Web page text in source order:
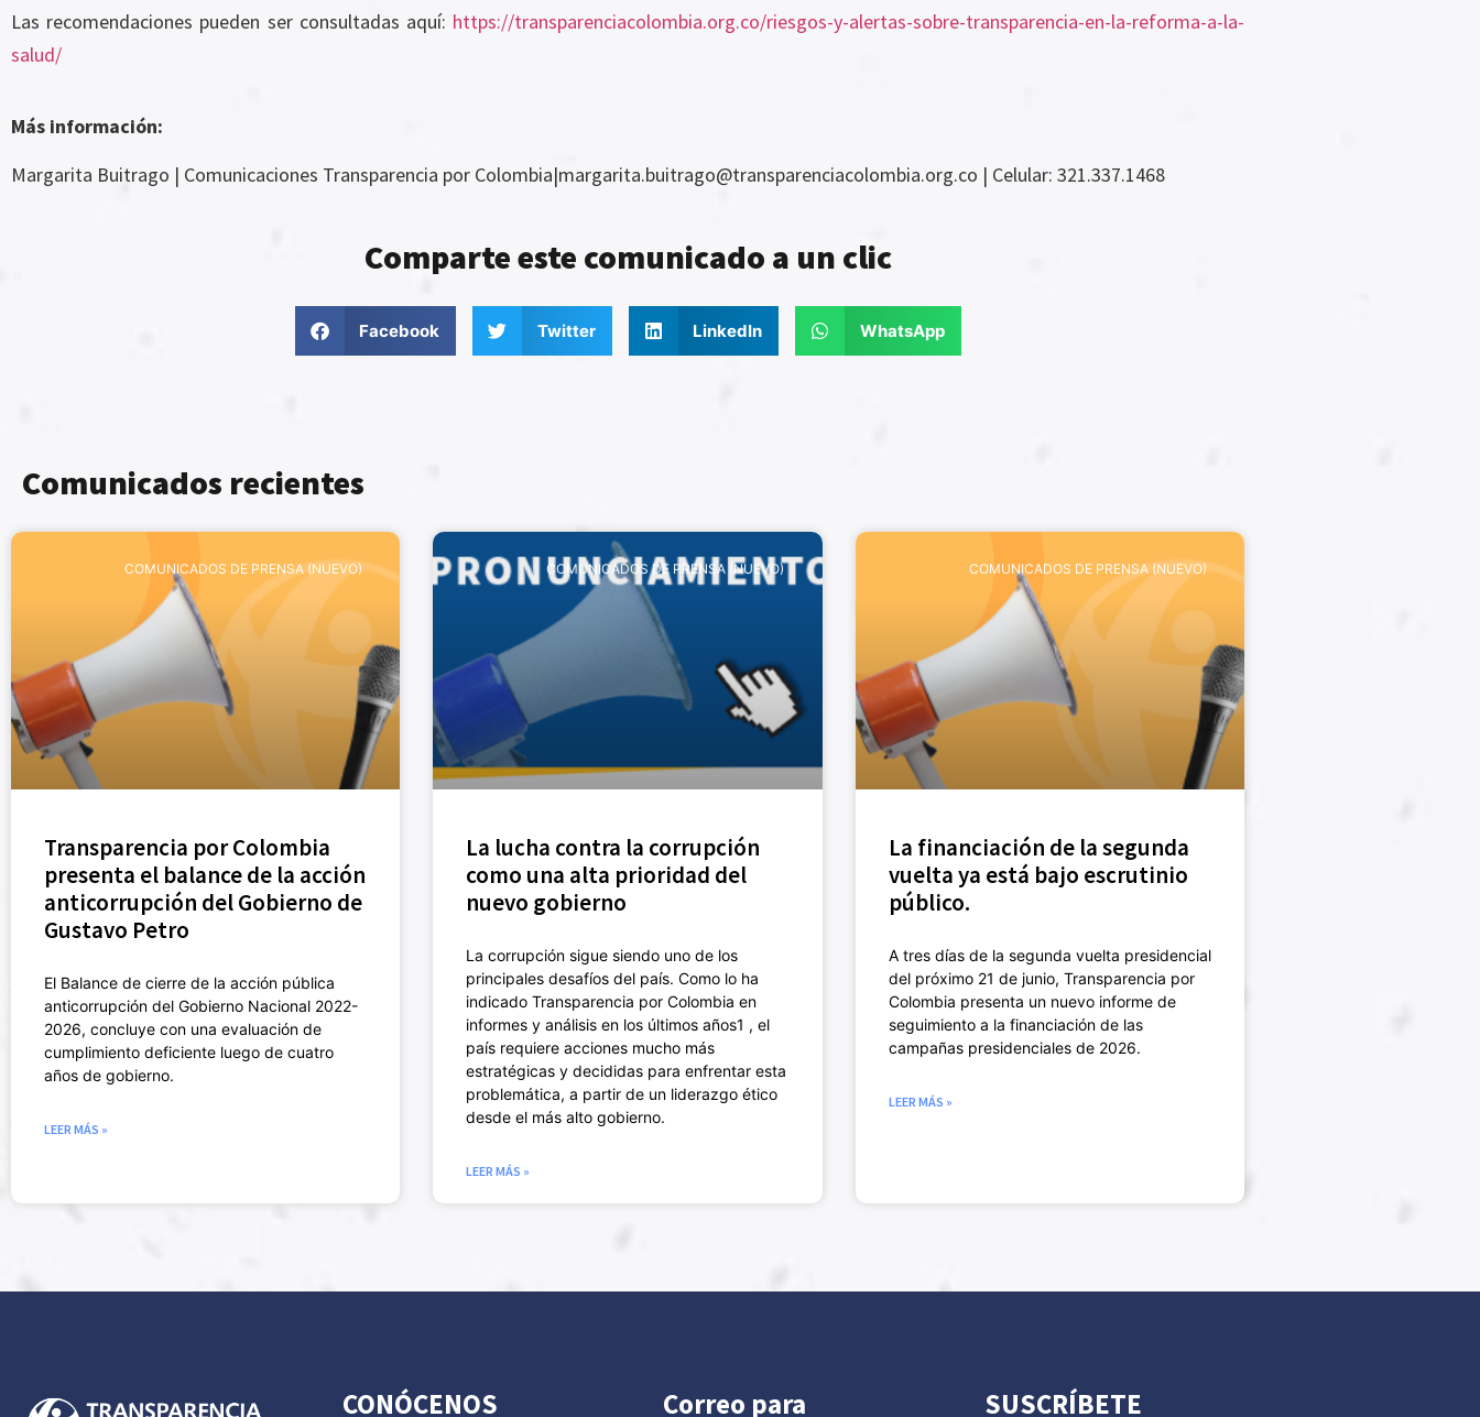
Las recomendaciones pueden ser consultadas aquí: https://transparenciacolombia.org.co/riesgos-y-alertas-sobre-transparencia-en-la-reforma-a-la-
salud/
Más información:
Margarita Buitrago | Comunicaciones Transparencia por Colombia|margarita.buitrago@transparenciacolombia.org.co | Celular: 321.337.1468
Comparte este comunicado a un clic
Facebook Twitter LinkedIn WhatsApp
Comunicados recientes
COMUNICADOS DE PRENSA (NUEVO)
Transparencia por Colombia
presenta el balance de la acción
anticorrupción del Gobierno de
Gustavo Petro
El Balance de cierre de la acción pública
anticorrupción del Gobierno Nacional 2022-
2026, concluye con una evaluación de
cumplimiento deficiente luego de cuatro
años de gobierno.
LEER MÁS »
COMUNICADOS DE PRENSA (NUEVO)
La lucha contra la corrupción
como una alta prioridad del
nuevo gobierno
La corrupción sigue siendo uno de los
principales desafíos del país. Como lo ha
indicado Transparencia por Colombia en
informes y análisis en los últimos años1 , el
país requiere acciones mucho más
estratégicas y decididas para enfrentar esta
problemática, a partir de un liderazgo ético
desde el más alto gobierno.
LEER MÁS »
COMUNICADOS DE PRENSA (NUEVO)
La financiación de la segunda
vuelta ya está bajo escrutinio
público.
A tres días de la segunda vuelta presidencial
del próximo 21 de junio, Transparencia por
Colombia presenta un nuevo informe de
seguimiento a la financiación de las
campañas presidenciales de 2026.
LEER MÁS »
CONÓCENOS Correo para SUSCRÍBETE